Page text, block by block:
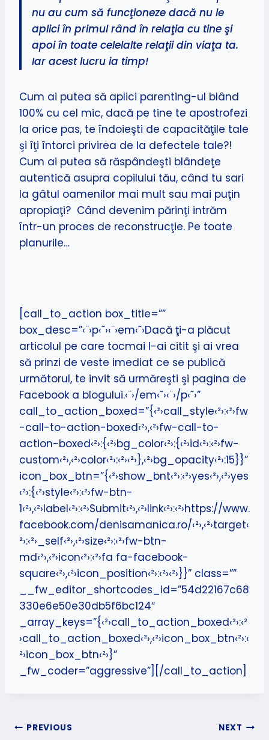
nu au cum să funcţioneze dacă nu le
aplici în primul rând în relaţia cu tine şi
apoi în toate celelalte relaţii din viaţa ta.
Iar acest lucru ia timp!
Cum ai putea să aplici parenting-ul blând
100% cu cel mic, dacă pe tine te apostrofezi
la orice pas, te îndoieşti de capacităţile tale
şi îţi întorci privirea de la defectele tale?!
Cum ai putea să răspândeşti blândeţe
autentică asupra copilului tău, când tu sari
la gâtul oamenilor mai mult sau mai puţin
apropiaţi? Când devenim părinţi intrăm
într-un proces de reconstrucţie. Pe toate
planurile…
[call_to_action box_title=””
box_desc=”‹¨›p‹˜›‹¨›em‹˜›Dacă ţi-a plăcut
articolul pe care tocmai l-ai citit şi ai vrea
să prinzi de veste imediat ce se publică
următorul, te invit să urmăreşti şi pagina de
Facebook a blogului.‹¨›/em‹˜›‹¨›/p‹˜›”
call_to_action_boxed=”{‹²›call_style‹²›:‹²›fw
-call-to-action-boxed‹²›,‹²›fw-call-to-
action-boxed‹²›:{‹²›bg_color‹²›:{‹²›id‹²›:‹²›fw-
custom‹²›,‹²›color‹²›:‹²›‹²›},‹²›bg_opacity‹²›:15}}”
icon_box_btn=”{‹²›show_bnt‹²›:‹²›yes‹²›,‹²›yes
‹²›:{‹²›style‹²›:‹²›fw-btn-
1‹²›,‹²›label‹²›:‹²›Submit‹²›,‹²›link‹²›:‹²›https://www.
facebook.com/denisamanica.ro/‹²›,‹²›target‹
²›:‹²›_self‹²›,‹²›size‹²›:‹²›fw-btn-
md‹²›,‹²›icon‹²›:‹²›fa fa-facebook-
square‹²›,‹²›icon_position‹²›:‹²›‹²›}}” class=””
__fw_editor_shortcodes_id=”54d22167c68
330e6e50e30db5f6bc124″
_array_keys=”{‹²›call_to_action_boxed‹²›:‹²
›call_to_action_boxed‹²›,‹²›icon_box_btn‹²›:‹
²›icon_box_btn‹²›}”
_fw_coder=”aggressive”][/call_to_action]
Navigare
PREVIOUS NEXT